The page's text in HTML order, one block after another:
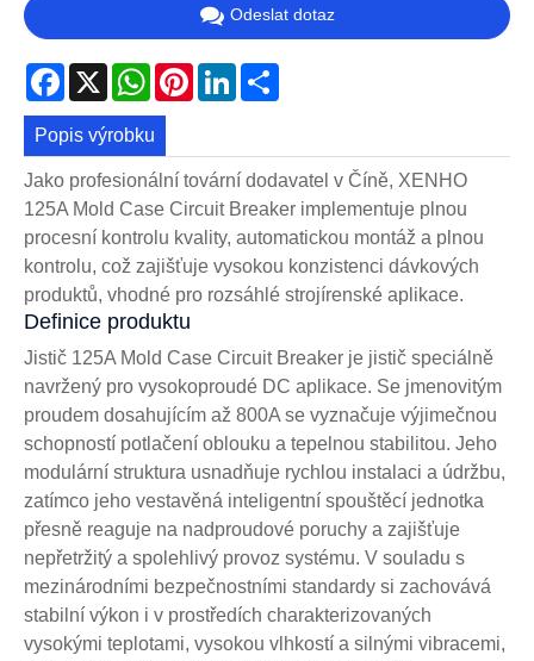
Odeslat dotaz
Facebook
X WhatsApp
PinterestLinkedIn
Popis výrobku
Jako profesionální tovární dodavatel v Číně, XENHO
125A Mold Case Circuit Breaker implementuje plnou
procesní kontrolu kvality, automatickou montáž a plnou
kontrolu, což zajišťuje vysokou konzistenci dávkových
produktů, vhodné pro rozsáhlé strojírenské aplikace.
Definice produktu
Jistič 125A Mold Case Circuit Breaker je jistič speciálně
navržený pro vysokoproudé DC aplikace. Se jmenovitým
proudem dosahujícím až 800A se vyznačuje výjimečnou
schopností potlačení oblouku a tepelnou stabilitou. Jeho
modulární struktura usnadňuje rychlou instalaci a údržbu,
zatímco jeho vestavěná inteligentní spouštěcí jednotka
přesně reaguje na nadproudové poruchy a zajišťuje
nepřetržitý a spolehlivý provoz systému. V souladu s
mezinárodními bezpečnostními standardy si zachovává
stabilní výkon i v prostředích charakterizovaných
vysokými teplotami, vysokou vlhkostí a silnými vibracemi,